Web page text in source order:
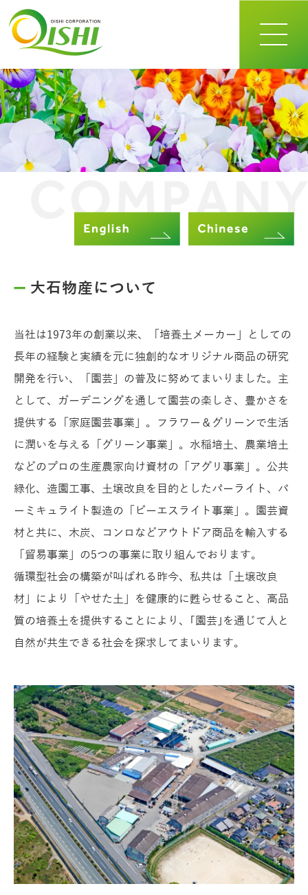
toggle
大石物産について
当社は1973年の創業以来、「培養土メーカー」としての
長年の経験と実績を元に独創的なオリジナル商品の研究
開発を行い、「園芸」の普及に努めてまいりました。主
として、ガーデニングを通して園芸の楽しさ、豊かさを
提供する「家庭園芸事業」。フラワー＆グリーンで生活
に潤いを与える「グリーン事業」。水稲培土、農業培土
などのプロの生産農家向け資材の「アグリ事業」。公共
緑化、造園工事、土壌改良を目的としたパーライト、バ
ーミキュライト製造の「ビーエスライト事業」。園芸資
材と共に、木炭、コンロなどアウトドア商品を輸入する
「貿易事業」の5つの事業に取り組んでおります。
循環型社会の構築が叫ばれる昨今、私共は「土壌改良
材」により「やせた土」を健康的に甦らせること、高品
質の培養土を提供することにより、｢園芸｣を通じて人と
自然が共生できる社会を探求してまいります。